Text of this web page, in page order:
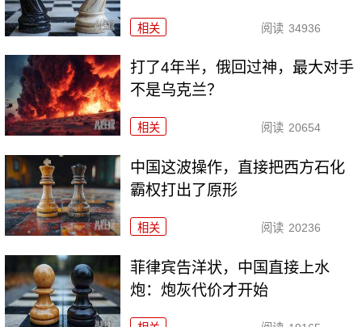
相关 阅读 34936
打了4年半，俄回过神，最大对手
不是乌克兰？
相关 阅读 20654
中国这波操作，直接把西方石化
霸权打出了原形
相关 阅读 20236
菲律宾告洋状，中国直接上水
炮：炮灰代价才开始